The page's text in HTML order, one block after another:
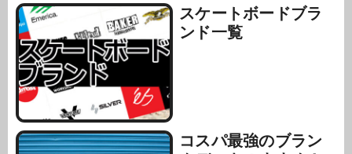
スケートボードブラ
ンド一覧
コスパ最強のブラン